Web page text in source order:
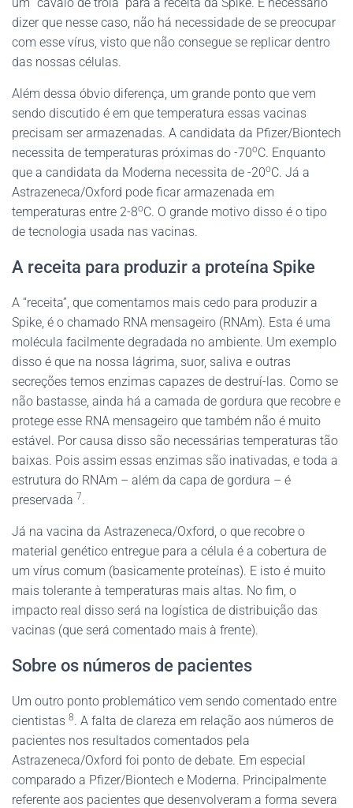
dizer que nesse caso, não há necessidade de se preocupar
com esse vírus, visto que não consegue se replicar dentro
das nossas células.
Além dessa óbvio diferença, um grande ponto que vem
sendo discutido é em que temperatura essas vacinas
precisam ser armazenadas. A candidata da Pfizer/Biontech
necessita de temperaturas próximas do -70oC. Enquanto
que a candidata da Moderna necessita de -20oC. Já a
Astrazeneca/Oxford pode ficar armazenada em
temperaturas entre 2-8oC. O grande motivo disso é o tipo
de tecnologia usada nas vacinas.
A receita para produzir a proteína Spike
A “receita”, que comentamos mais cedo para produzir a
Spike, é o chamado RNA mensageiro (RNAm). Esta é uma
molécula facilmente degradada no ambiente. Um exemplo
disso é que na nossa lágrima, suor, saliva e outras
secreções temos enzimas capazes de destruí-las. Como se
não bastasse, ainda há a camada de gordura que recobre e
protege esse RNA mensageiro que também não é muito
estável. Por causa disso são necessárias temperaturas tão
baixas. Pois assim essas enzimas são inativadas, e toda a
estrutura do RNAm – além da capa de gordura – é
preservada 7.
Já na vacina da Astrazeneca/Oxford, o que recobre o
material genético entregue para a célula é a cobertura de
um vírus comum (basicamente proteínas). E isto é muito
mais tolerante à temperaturas mais altas. No fim, o
impacto real disso será na logística de distribuição das
vacinas (que será comentado mais à frente).
Sobre os números de pacientes
Um outro ponto problemático vem sendo comentado entre
cientistas 8. A falta de clareza em relação aos números de
pacientes nos resultados comentados pela
Astrazeneca/Oxford foi ponto de debate. Em especial
comparado a Pfizer/Biontech e Moderna. Principalmente
referente aos pacientes que desenvolveram a forma severa